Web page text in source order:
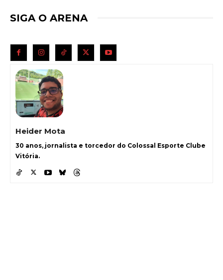
SIGA O ARENA
Heider Mota
30 anos, jornalista e torcedor do Colossal Esporte Clube
Vitória.